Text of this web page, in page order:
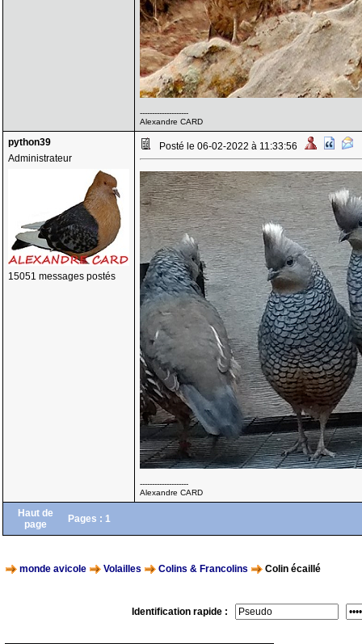
--------------------
Alexandre CARD
python39
Administrateur
15051 messages postés
Posté le 06-02-2022 à 11:33:56
--------------------
Alexandre CARD
Haut de
page
Pages : 1
monde avicole Volailles Colins & Francolins Colin écaillé
Identification rapide :